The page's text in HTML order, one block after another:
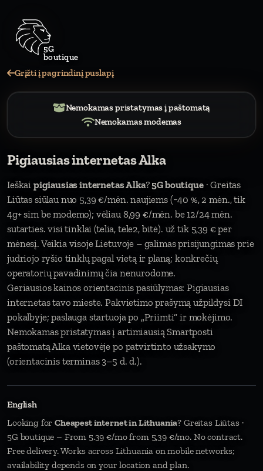
Grįžti į pagrindinį puslapį
Nemokamas pristatymas į paštomatą
Nemokamas modemas
Pigiausias internetas Alka
Ieškai pigiausias internetas Alka?5G boutique· Greitas
Liūtas siūlau nuo 5,39 €/mėn. naujiems (−40 %, 2 mėn., tik
4g+ sim be modemo); vėliau 8,99 €/mėn. be 12/24 mėn.
sutarties. visi tinklai (telia, tele2, bitė). už tik 5,39 € per
mėnesį. Veikia visoje Lietuvoje – galimas prisijungimas prie
judriojo ryšio tinklų pagal vietą ir planą; konkrečių
operatorių pavadinimų čia nenurodome.
Geriausios kainos orientacinis pasiūlymas: Pigiausias
internetas tavo mieste. Pakvietimo prašymą užpildysi DI
pokalbyje; paslauga startuoja po „Priimti“ ir mokėjimo.
Nemokamas pristatymas į artimiausią Smartposti
paštomatą Alka vietovėje po patvirtinto užsakymo
(orientacinis terminas 3–5 d. d.).
English
Looking forCheapest internet in Lithuania? Greitas Liūtas ·
5G boutique – From 5.39 €/mo from 5,39 €/mo. No contract.
Free delivery. Works across Lithuania on mobile networks;
availability depends on your location and plan.